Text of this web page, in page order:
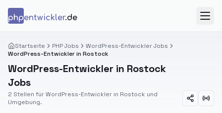
phpentwickler.de
Startseite PHP Jobs
WordPress-Entwickler Jobs
WordPress-Entwickler in Rostock
WordPress-Entwickler in Rostock
Jobs
2 Stellen für WordPress-Entwickler in Rostock und
Umgebung.